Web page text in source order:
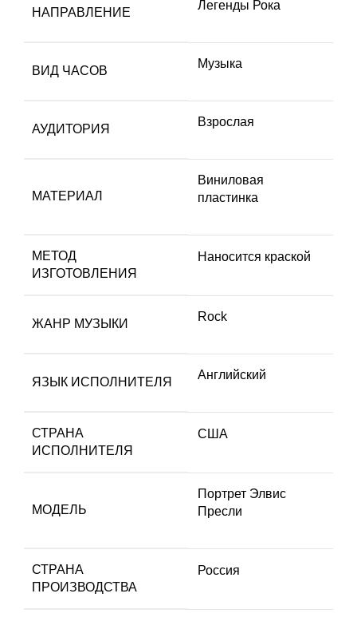
НАПРАВЛЕНИЕ
Легенды Рока
ВИД ЧАСОВ
Музыка
АУДИТОРИЯ
Взрослая
МАТЕРИАЛ
Виниловая
пластинка
МЕТОД
ИЗГОТОВЛЕНИЯ
Наносится краской
ЖАНР МУЗЫКИ
Rock
ЯЗЫК ИСПОЛНИТЕЛЯ
Английский
СТРАНА
ИСПОЛНИТЕЛЯ
США
МОДЕЛЬ
Портрет Элвис
Пресли
СТРАНА
ПРОИЗВОДСТВА
Россия